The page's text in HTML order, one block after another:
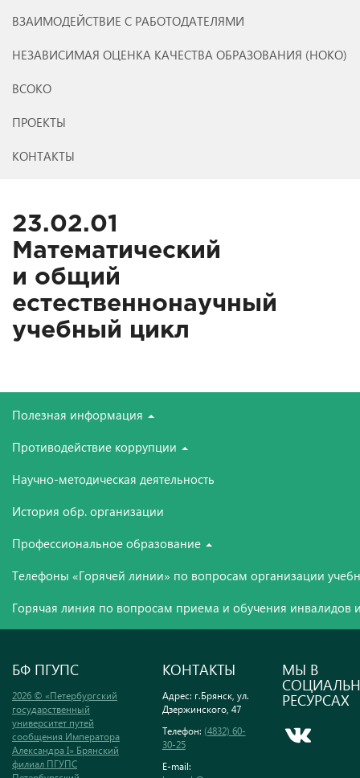
ВЗАИМОДЕЙСТВИЕ С РАБОТОДАТЕЛЯМИ
НЕЗАВИСИМАЯ ОЦЕНКА КАЧЕСТВА ОБРАЗОВАНИЯ (НОКО)
ВСОКО
ПРОЕКТЫ
КОНТАКТЫ
23.02.01
Математический
и общий
естественнонаучный
учебный цикл
Полезная информация
Противодействие коррупции
Научно-методическая деятельность
История обр. организации
Профессиональное образование
Телефоны «Горячей линии» по вопросам организации
Горячая линия по вопросам приема и обучения инвалидов
БФ ПГУПС
2026 © «Петербургский
государственный
университет путей
сообщения Императора
Александра I» Брянский
филиал ПГУПС
КОНТАКТЫ
Адрес: г.Брянск, ул.
Дзержинского, 47
Телефон: (4832) 60-
30-25
E-mail:
МЫ В
РЕСУРСАХ